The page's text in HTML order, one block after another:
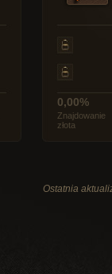
0,00%
Znajdowanie
złota
Ostatnia